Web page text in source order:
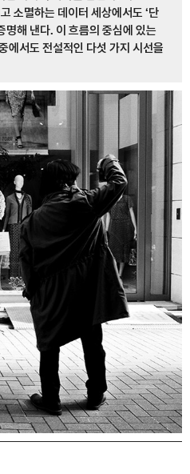
소멸하는 데이터 세상에서도 ‘단
명해 낸다. 이 흐름의 중심에 있는
에서도 전설적인 다섯 가지 시선을